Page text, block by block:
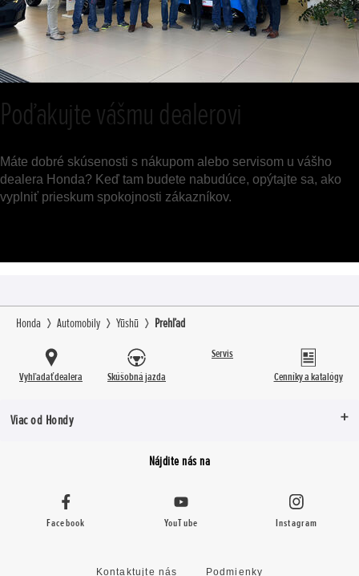
Poďakujte vášmu dealerovi
Máte dobré skúsenosti s nákupom alebo servisom u vášho
dealera Honda? Keď tam budete nabudúce, opýtajte sa, ako
vyplniť prieskum spokojnosti zákazníkov.
Honda Automobily Yūshū Prehľad
Vyhľadať dealera Skúšobná jazda
Servis
Cenníky a katalógy
Viac od Hondy
Nájdite nás na
Facebook YouTube Instagram
Kontaktujte nás Podmienky